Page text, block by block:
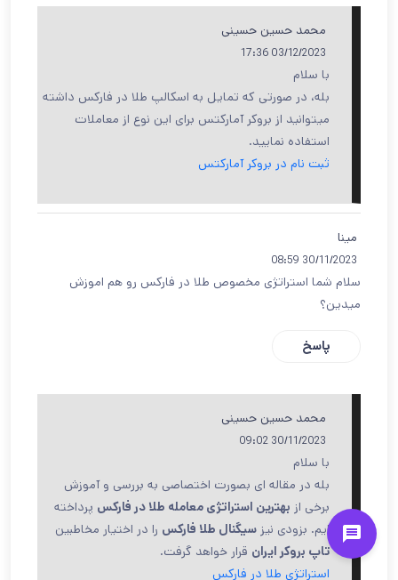
محمد حسین حسینی
03/12/2023 17:36
با سلام
بله، در صورتی که تمایل به اسکالپ طلا در فارکس داشته
میتوانید از بروکر آمارکتس برای این نوع از معاملات
استفاده نمایید.
ثبت نام در بروکر آمارکتس
مینا
30/11/2023 08:59
سلام شما استراتژی مخصوص طلا در فارکس رو هم اموزش
میدین؟
پاسخ
محمد حسین حسینی
30/11/2023 09:02
با سلام
بله در مقاله ای بصورت اختصاصی به بررسی و آموزش
برخی از بهترین استراتژی معامله طلا در فارکس پرداخته
ایم. بزودی نیز سیگنال طلا فارکس را در اختیار مخاطبین
تاپ بروکر ایران قرار خواهد گرفت.
استراتژی طلا در فارکس